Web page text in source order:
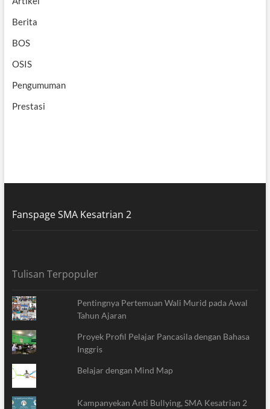
Berita
BOS
OSIS
Pengumuman
Prestasi
Fanspage SMA Kesatrian 2
Tulisan Terpopuler
Pentingnya Pertemuan Wali Murid pada Awal
Tahun Ajaran
Proyek Profil Pelajar Pancasila dengan Bahasa
Inggris
Belajar dengan Mind Map
Kampanyekan Anti Bullying, SMA Kesatrian 2